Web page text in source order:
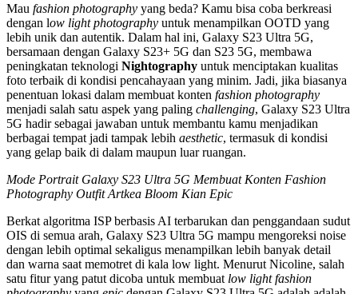
Mau fashion photography yang beda? Kamu bisa coba berkreasi
dengan low light photography untuk menampilkan OOTD yang
lebih unik dan autentik. Dalam hal ini, Galaxy S23 Ultra 5G,
bersamaan dengan Galaxy S23+ 5G dan S23 5G, membawa
peningkatan teknologi Nightography untuk menciptakan kualitas
foto terbaik di kondisi pencahayaan yang minim. Jadi, jika biasanya
penentuan lokasi dalam membuat konten fashion photography
menjadi salah satu aspek yang paling challenging, Galaxy S23 Ultra
5G hadir sebagai jawaban untuk membantu kamu menjadikan
berbagai tempat jadi tampak lebih aesthetic, termasuk di kondisi
yang gelap baik di dalam maupun luar ruangan.
Mode Portrait Galaxy S23 Ultra 5G Membuat Konten Fashion
Photography Outfit Artkea Bloom Kian Epic
Berkat algoritma ISP berbasis AI terbarukan dan penggandaan sudut
OIS di semua arah, Galaxy S23 Ultra 5G mampu mengoreksi noise
dengan lebih optimal sekaligus menampilkan lebih banyak detail
dan warna saat memotret di kala low light. Menurut Nicoline, salah
satu fitur yang patut dicoba untuk membuat low light fashion